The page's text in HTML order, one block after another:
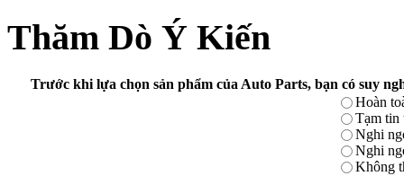
Thăm Dò Ý Kiến
Trước khi lựa chọn sản phẩm của Auto Parts, bạn có suy
Hoàn
Tạm tin
Nghi
Nghi
Không